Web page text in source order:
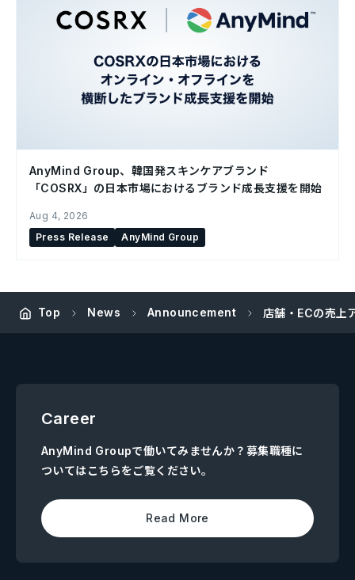
AnyMind Group、韓国発スキンケアブランド
「COSRX」の日本市場におけるブランド成長支援を開始
Aug 4, 2026
Press Release
AnyMind Group
Top News Announcement 店舗・ECの売上
Career
AnyMind Groupで働いてみませんか？募集職種に
ついてはこちらをご覧ください。
Read More